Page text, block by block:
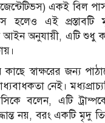
একই বিল
হলেও এই প্রস্তাবটি
আইন অনুযায়ী, এটি শুধু
কাছে স্বাক্ষরের জন্য
নেই।
বলেন, এটি
নয়, বরং একটি মৃদু